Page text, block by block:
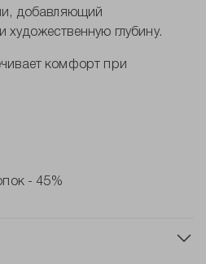
добавляющий
глубину.
комфорт при
- 45%